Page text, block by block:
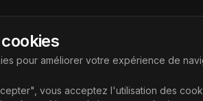
les dernières technologies
pour améliorer votre expérience de
vous acceptez l'utilisation des